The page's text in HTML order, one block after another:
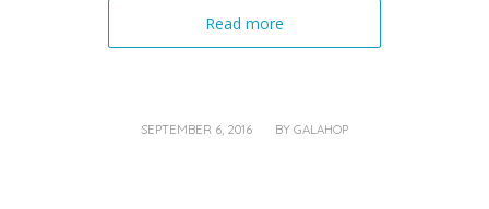
Read more
SEPTEMBER 6, 2016
/ BY GALAHOP